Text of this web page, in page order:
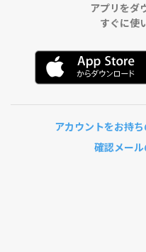
アプリをダ
すぐに使
アカウントをお持ち
確認メー